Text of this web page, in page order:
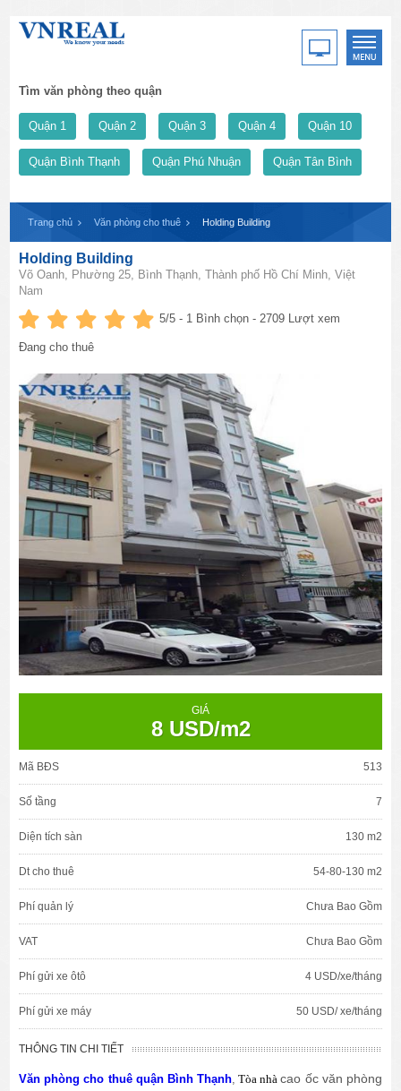
Tìm văn phòng theo quận
Quận 1 Quận 2 Quận 3 Quận 4 Quận 10
Quận Bình Thạnh Quận Phú Nhuận Quận Tân Bình
Trang chủ Văn phòng cho thuê Holding Building
Holding Building
Võ Oanh, Phường 25, Bình Thạnh, Thành phố Hồ Chí Minh, Việt
Nam
5/5 - 1 Bình chọn - 2709 Lượt xem
Đang cho thuê
GIÁ
8 USD/m2
Mã BĐS 513
Số tầng 7
Diện tích sàn 130 m2
Dt cho thuê 54-80-130 m2
Phí quản lý Chưa Bao Gồm
VAT Chưa Bao Gồm
Phí gửi xe ôtô 4 USD/xe/tháng
Phí gửi xe máy 50 USD/ xe/tháng
THÔNG TIN CHI TIẾT
Văn phòng cho thuê quận Bình Thạnh, Tòa nhàcao ốc văn phòng